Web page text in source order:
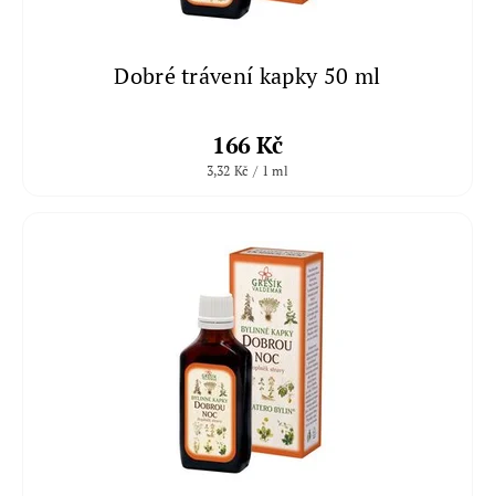
Dobré trávení kapky 50 ml
166 Kč
3,32 Kč / 1 ml